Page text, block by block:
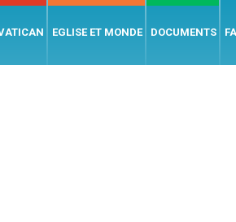
EGLISE ET MONDE DOCUMENTS